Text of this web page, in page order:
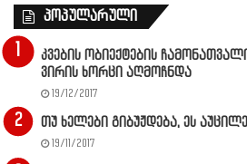
პოპულარული
კვების ობიექტების
ვირის ხორცი აღმოჩნდა
19/12/2017
თუ ხელები გიბუჟდება, ეს
19/11/2017